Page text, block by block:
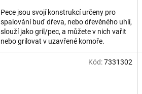
Pece jsou svojí konstrukcí určeny pro
spalování buď dřeva, nebo dřevěného uhlí,
slouží jako gril/pec, a můžete v nich vařit
nebo grilovat v uzavřené komoře.
Spalovací komora z...
Kód:7331302